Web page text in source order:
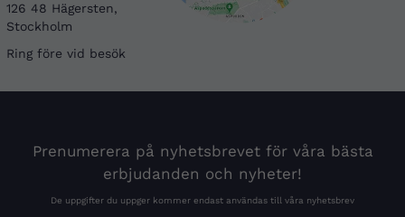
126 48 Hägersten,
Stockholm
Ring före vid besök
Prenumerera på nyhetsbrevet för våra bästa
erbjudanden och nyheter!
De uppgifter du uppger kommer endast användas till våra nyhetsbrev